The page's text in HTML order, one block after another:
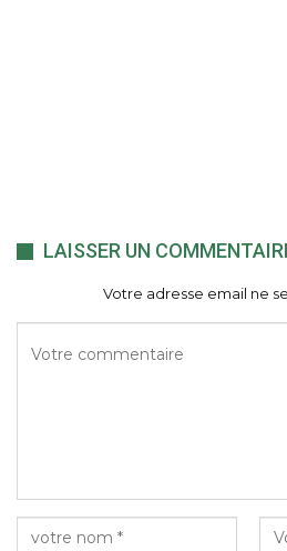
LAISSER UN
Votre adresse email ne